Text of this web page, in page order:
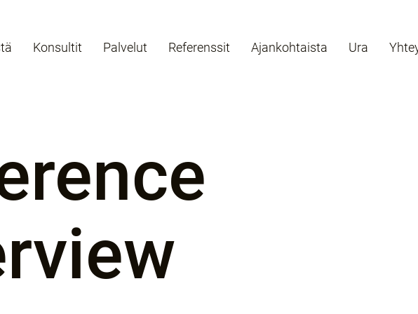
Konsultit Palvelut Referenssit Ajankohtaista Ura